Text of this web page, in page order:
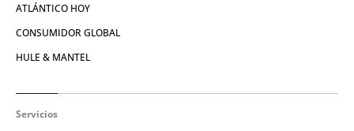
ATLÁNTICO HOY
CONSUMIDOR GLOBAL
HULE & MANTEL
Servicios